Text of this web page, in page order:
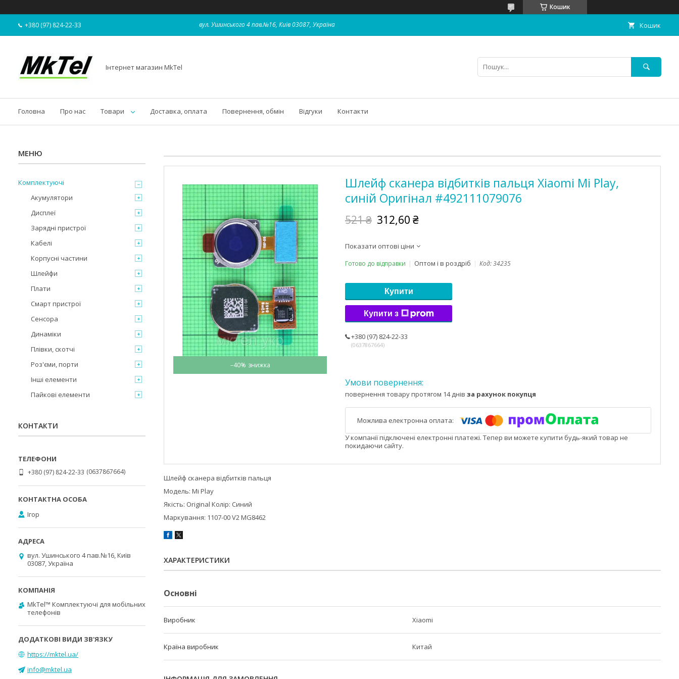
Кошик
+380 (97) 824-22-33 вул. Ушинського 4 пав.№16, Київ 03087, Україна Кошик
Інтернет магазин MkTel
Головна Про нас Товари Доставка, оплата Повернення, обмін Відгуки Контакти
–40%
Шлейф сканера відбитків пальця Xiaomi Mi Play,
синій Оригінал #492111079076
521 ₴ 312,60 ₴
Показати оптові ціни
Готово до відправки Оптом і в роздріб Код:34235
Купити
Купити з
+380 (97) 824-22-33
0637867664
повернення товару протягом 14 днів за рахунок покупця
У компанії підключені електронні платежі. Тепер ви можете купити будь-який товар не
покидаючи сайту.
Шлейф сканера відбитків пальця
Модель: Mi Play
Якість: Original Колір: Синий
Маркування: 1107-00 V2 MG8462
ХАРАКТЕРИСТИКИ
Основні
Виробник Xiaomi
Країна виробник Китай
Комплектуючі
Акумулятори
Дисплеї
Зарядні пристрої
Кабелі
Корпусні частини
Шлейфи
Плати
Смарт пристрої
Сенсора
Динаміки
Плівки, скотчі
Роз'єми, порти
Інші елементи
Пайкові елементи
КОНТАКТИ
+380 (97) 824-22-33 0637867664
Ігор
вул. Ушинського 4 пав.№16, Київ
03087, Україна
MkTel™ Комплектуючі для мобільних
телефонів
https://mktel.ua/
info@mktel.ua